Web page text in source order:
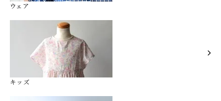
ウェア
キッズ